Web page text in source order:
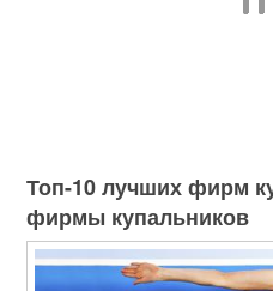
Топ-10 лучших фирм
фирмы купальников